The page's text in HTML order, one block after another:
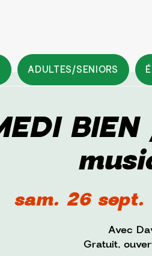
ADULTES/SENIORS
sam. 26 sept.
Avec
Gratuit,